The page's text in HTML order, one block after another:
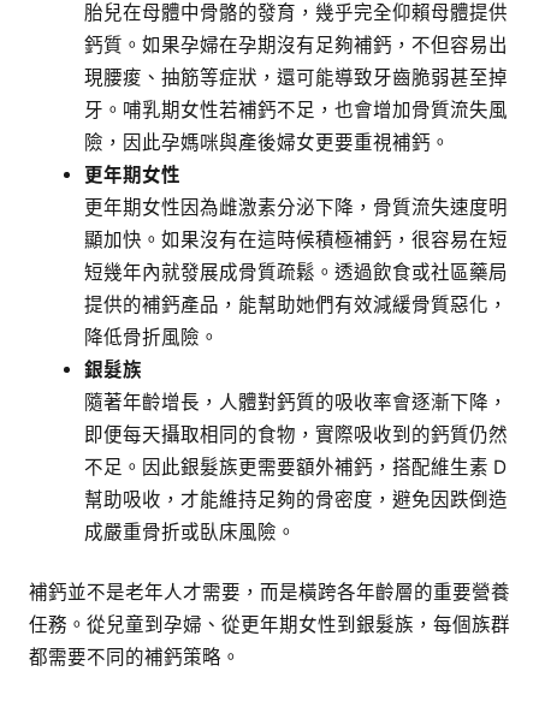
胎兒在母體中骨骼的發育，幾乎完全仰賴母體提供
鈣質。如果孕婦在孕期沒有足夠補鈣，不但容易出
現腰痠、抽筋等症狀，還可能導致牙齒脆弱甚至掉
牙。哺乳期女性若補鈣不足，也會增加骨質流失風
險，因此孕媽咪與產後婦女更要重視補鈣。
更年期女性
更年期女性因為雌激素分泌下降，骨質流失速度明
顯加快。如果沒有在這時候積極補鈣，很容易在短
短幾年內就發展成骨質疏鬆。透過飲食或社區藥局
提供的補鈣產品，能幫助她們有效減緩骨質惡化，
降低骨折風險。
銀髮族
隨著年齡增長，人體對鈣質的吸收率會逐漸下降，
即便每天攝取相同的食物，實際吸收到的鈣質仍然
不足。因此銀髮族更需要額外補鈣，搭配維生素 D
幫助吸收，才能維持足夠的骨密度，避免因跌倒造
成嚴重骨折或臥床風險。
補鈣並不是老年人才需要，而是橫跨各年齡層的重要營養
任務。從兒童到孕婦、從更年期女性到銀髮族，每個族群
都需要不同的補鈣策略。